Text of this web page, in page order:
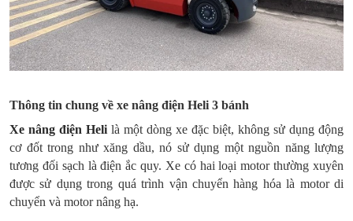
Thông tin chung về xe nâng điện Heli 3 bánh
Xe nâng điện Heli là một dòng xe đặc biệt, không sử dụng động
cơ đốt trong như xăng dầu, nó sử dụng một nguồn năng lượng
tương đối sạch là điện ắc quy. Xe có hai loại motor thường xuyên
được sử dụng trong quá trình vận chuyển hàng hóa là motor di
chuyển và motor nâng hạ.